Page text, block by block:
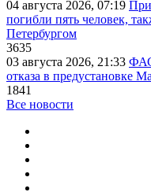
04 августа 2026, 07:19
погибли пять человек,
Петербургом
3635
03 августа 2026, 21:33 ФАС
отказа в предустановке
1841
Все новости